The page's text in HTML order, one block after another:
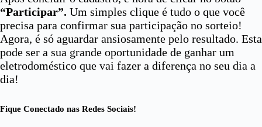
“Participar”. Um simples clique é tudo o que você
precisa para confirmar sua participação no sorteio!
Agora, é só aguardar ansiosamente pelo resultado. Esta
pode ser a sua grande oportunidade de ganhar um
eletrodoméstico que vai fazer a diferença no seu dia a
dia!
Fique Conectado nas Redes Sociais!